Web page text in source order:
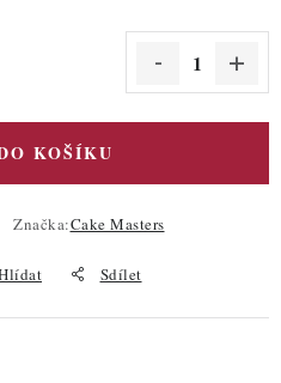
KOŠÍKU
Značka:Cake Masters
Sdílet